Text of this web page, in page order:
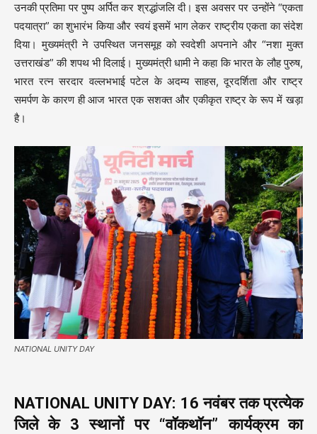
उनकी प्रतिमा पर पुष्प अर्पित कर श्रद्धांजलि दी। इस अवसर पर उन्होंने “एकता
पदयात्रा” का शुभारंभ किया और स्वयं इसमें भाग लेकर राष्ट्रीय एकता का संदेश
दिया। मुख्यमंत्री ने उपस्थित जनसमूह को स्वदेशी अपनाने और “नशा मुक्त
उत्तराखंड” की शपथ भी दिलाई। मुख्यमंत्री धामी ने कहा कि भारत के लौह पुरुष,
भारत रत्न सरदार वल्लभभाई पटेल के अदम्य साहस, दूरदर्शिता और राष्ट्र
समर्पण के कारण ही आज भारत एक सशक्त और एकीकृत राष्ट्र के रूप में खड़ा
है।
NATIONAL UNITY DAY
NATIONAL UNITY DAY: 16 नवंबर तक प्रत्येक
जिले के 3 स्थानों पर “वॉकथॉन” कार्यक्रम का